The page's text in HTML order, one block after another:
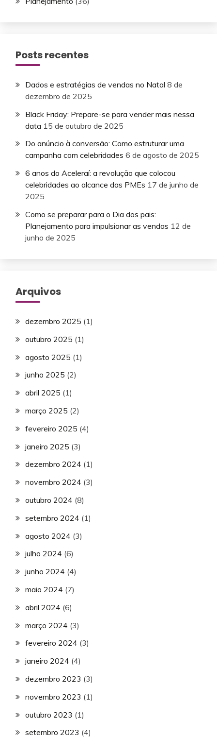
Posts recentes
Dados e estratégias de vendas no Natal 8 de
dezembro de 2025
Black Friday: Prepare-se para vender mais nessa
data 15 de outubro de 2025
Do anúncio à conversão: Como estruturar uma
campanha com celebridades 6 de agosto de 2025
6 anos do Aceleraí: a revolução que colocou
celebridades ao alcance das PMEs 17 de junho de
2025
Como se preparar para o Dia dos pais:
Planejamento para impulsionar as vendas 12 de
junho de 2025
Arquivos
dezembro 2025 (1)
outubro 2025 (1)
agosto 2025 (1)
junho 2025 (2)
abril 2025 (1)
março 2025 (2)
fevereiro 2025 (4)
janeiro 2025 (3)
dezembro 2024 (1)
novembro 2024 (3)
outubro 2024 (8)
setembro 2024 (1)
agosto 2024 (3)
julho 2024 (6)
junho 2024 (4)
maio 2024 (7)
abril 2024 (6)
março 2024 (3)
fevereiro 2024 (3)
janeiro 2024 (4)
dezembro 2023 (3)
novembro 2023 (1)
outubro 2023 (1)
setembro 2023 (4)